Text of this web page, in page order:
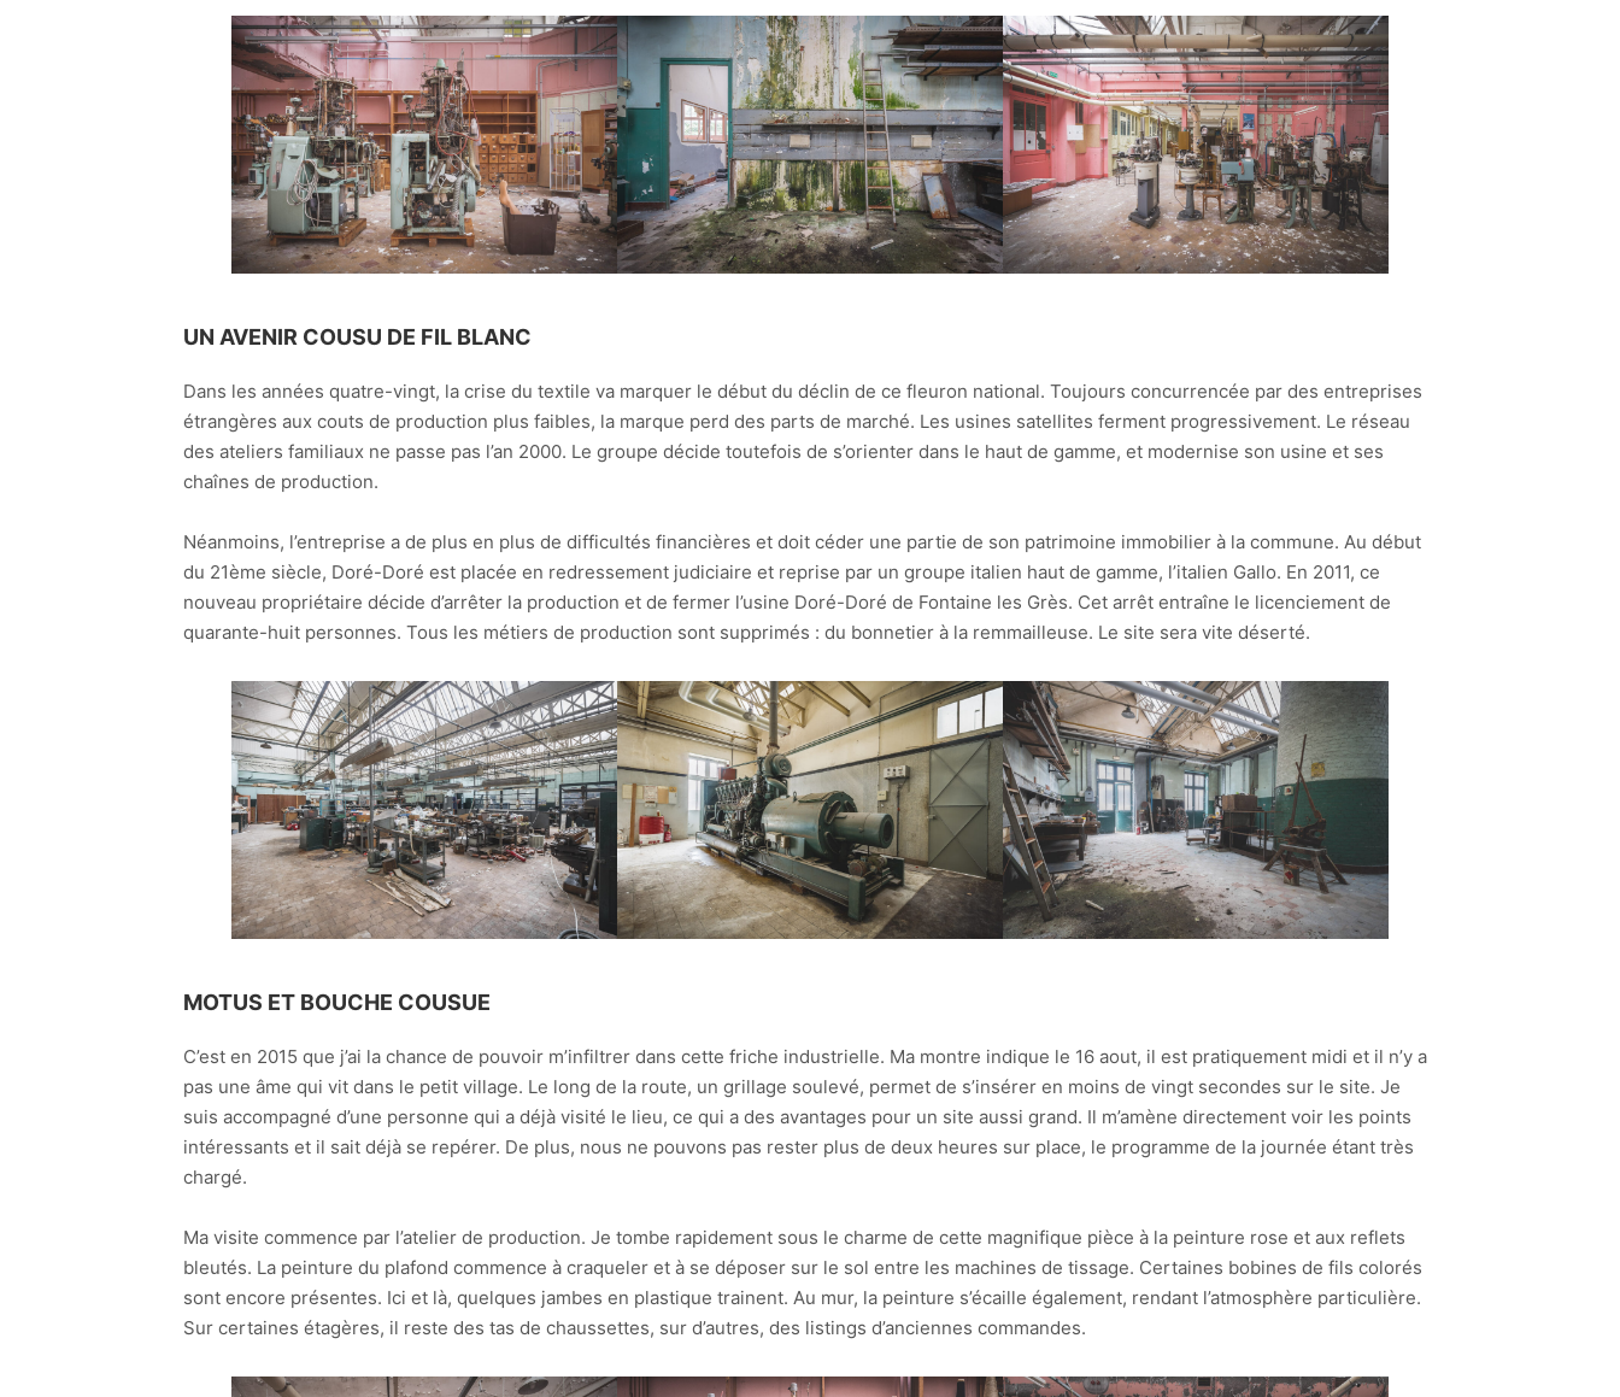
UN AVENIR COUSU DE FIL BLANC
Dans les années quatre-vingt, la crise du textile va marquer le début du déclin de ce fleuron national. Toujours concurrencée par des entreprises
étrangères aux couts de production plus faibles, la marque perd des parts de marché. Les usines satellites ferment progressivement. Le réseau
des ateliers familiaux ne passe pas l’an 2000. Le groupe décide toutefois de s’orienter dans le haut de gamme, et modernise son usine et ses
chaînes de production.
Néanmoins, l’entreprise a de plus en plus de difficultés financières et doit céder une partie de son patrimoine immobilier à la commune. Au début
du 21ème siècle, Doré-Doré est placée en redressement judiciaire et reprise par un groupe italien haut de gamme, l’italien Gallo. En 2011, ce
nouveau propriétaire décide d’arrêter la production et de fermer l’usine Doré-Doré de Fontaine les Grès. Cet arrêt entraîne le licenciement de
quarante-huit personnes. Tous les métiers de production sont supprimés : du bonnetier à la remmailleuse. Le site sera vite déserté.
MOTUS ET BOUCHE COUSUE
C’est en 2015 que j’ai la chance de pouvoir m’infiltrer dans cette friche industrielle. Ma montre indique le 16 aout, il est pratiquement midi et il n’y a
pas une âme qui vit dans le petit village. Le long de la route, un grillage soulevé, permet de s’insérer en moins de vingt secondes sur le site. Je
suis accompagné d’une personne qui a déjà visité le lieu, ce qui a des avantages pour un site aussi grand. Il m’amène directement voir les points
intéressants et il sait déjà se repérer. De plus, nous ne pouvons pas rester plus de deux heures sur place, le programme de la journée étant très
chargé.
Ma visite commence par l’atelier de production. Je tombe rapidement sous le charme de cette magnifique pièce à la peinture rose et aux reflets
bleutés. La peinture du plafond commence à craqueler et à se déposer sur le sol entre les machines de tissage. Certaines bobines de fils colorés
sont encore présentes. Ici et là, quelques jambes en plastique trainent. Au mur, la peinture s’écaille également, rendant l’atmosphère particulière.
Sur certaines étagères, il reste des tas de chaussettes, sur d’autres, des listings d’anciennes commandes.